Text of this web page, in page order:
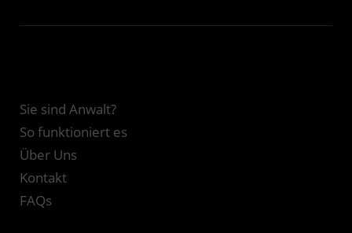
Sie sind Anwalt?
So funktioniert es
Über Uns
Kontakt
FAQs